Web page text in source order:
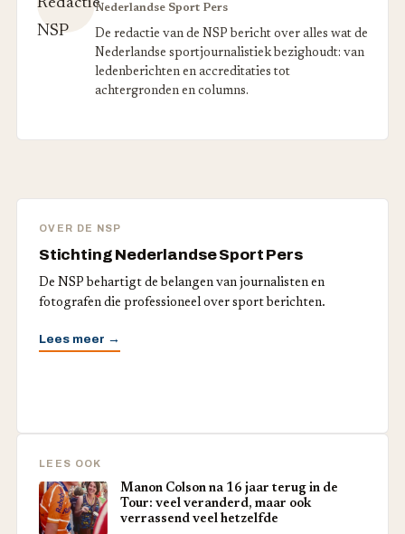
Nederlandse Sport Pers
De redactie van de NSP bericht over alles wat de
Nederlandse sportjournalistiek bezighoudt: van
ledenberichten en accreditaties tot
achtergronden en columns.
OVER DE NSP
Stichting Nederlandse Sport Pers
De NSP behartigt de belangen van journalisten en
fotografen die professioneel over sport berichten.
Lees meer →
LEES OOK
Manon Colson na 16 jaar terug in de
Tour: veel veranderd, maar ook
verrassend veel hetzelfde